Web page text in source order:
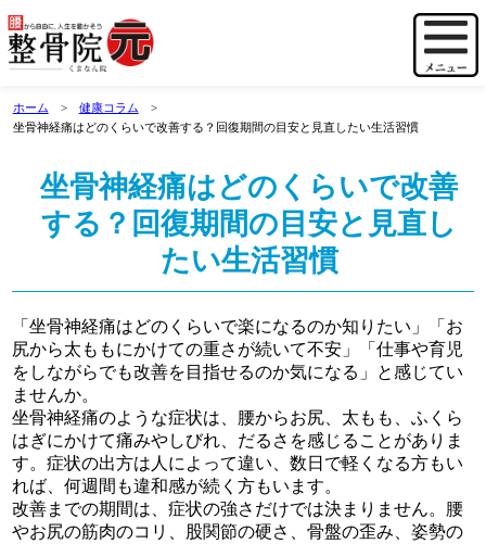
ホーム
健康コラム
坐骨神経痛はどのくらいで改善する？回復期間の目安と見直したい生活習慣
坐骨神経痛はどのくらいで改善
する？回復期間の目安と見直し
たい生活習慣
「坐骨神経痛はどのくらいで楽になるのか知りたい」「お
尻から太ももにかけての重さが続いて不安」「仕事や育児
をしながらでも改善を目指せるのか気になる」と感じてい
ませんか。
坐骨神経痛のような症状は、腰からお尻、太もも、ふくら
はぎにかけて痛みやしびれ、だるさを感じることがありま
す。症状の出方は人によって違い、数日で軽くなる方もい
れば、何週間も違和感が続く方もいます。
改善までの期間は、症状の強さだけでは決まりません。腰
やお尻の筋肉のコリ、股関節の硬さ、骨盤の歪み、姿勢の